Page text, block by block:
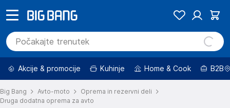
Akcije & promocije Kuhinje Home & Cook B2B
Big Bang Avto-moto
Oprema in rezervni deli
Druga dodatna oprema za avto